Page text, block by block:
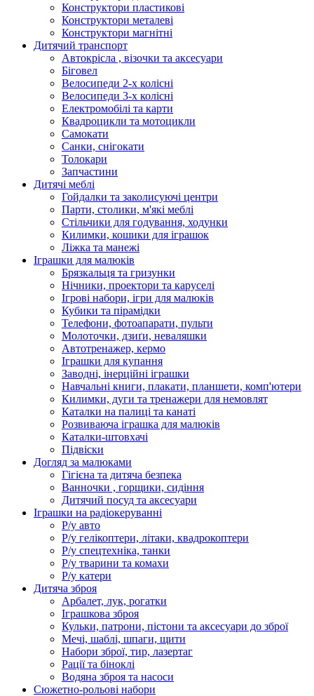
Конструктори пластикові
Конструктори металеві
Конструктори магнітні
Дитячий транспорт
Автокрісла , візочки та аксесуари
Біговел
Велосипеди 2-х колісні
Велосипеди 3-х колісні
Електромобілі та карти
Квадроцикли та мотоцикли
Самокати
Санки, снігокати
Толокари
Запчастини
Дитячі меблі
Гойдалки та заколисуючі центри
Парти, столики, м'які меблі
Стільчики для годування, ходунки
Килимки, кошики для іграшок
Ліжка та манежі
Іграшки для малюків
Брязкальця та гризунки
Нічники, проектори та каруселі
Ігрові набори, ігри для малюків
Кубики та пірамідки
Телефони, фотоапарати, пульти
Молоточки, дзиґи, неваляшки
Автотренажер, кермо
Іграшки для купання
Заводні, інерційні іграшки
Навчальні книги, плакати, планшети, комп'ютери
Килимки, дуги та тренажери для немовлят
Каталки на палиці та канаті
Розвиваюча іграшка для малюків
Каталки-штовхачі
Підвіски
Догляд за малюками
Гігієна та дитяча безпека
Ванночки , горщики, сидіння
Дитячий посуд та аксесуари
Іграшки на радіокеруванні
Р/у авто
Р/у гелікоптери, літаки, квадрокоптери
Р/у спецтехніка, танки
Р/у тварини та комахи
Р/у катери
Дитяча зброя
Арбалет, лук, рогатки
Іграшкова зброя
Кульки, патрони, пістони та аксесуари до зброї
Мечі, шаблі, шпаги, щити
Набори зброї, тир, лазертаг
Рації та біноклі
Водяна зброя та насоси
Сюжетно-рольові набори